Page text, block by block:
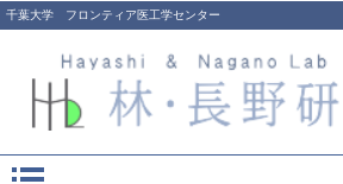
千葉大学 フロンティア医工学センター